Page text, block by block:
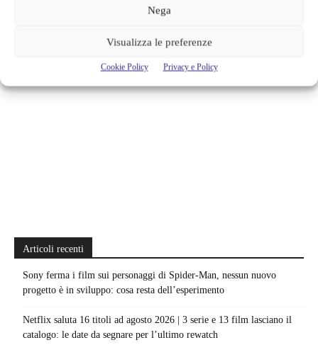
Nega
Visualizza le preferenze
Cookie Policy Privacy e Policy
Articoli recenti
Sony ferma i film sui personaggi di Spider-Man, nessun nuovo
progetto è in sviluppo: cosa resta dell’esperimento
Netflix saluta 16 titoli ad agosto 2026 | 3 serie e 13 film lasciano il
catalogo: le date da segnare per l’ultimo rewatch